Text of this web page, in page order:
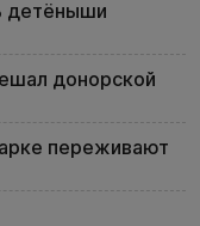
детёныши
донорской
переживают